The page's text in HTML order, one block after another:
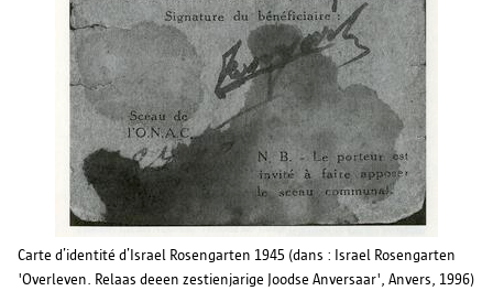
Carte d’identité d’Israel Rosengarten 1945 (dans : Israel Rosengarten
'Overleven. Relaas deeen zestienjarige Joodse Anversaar', Anvers, 1996)